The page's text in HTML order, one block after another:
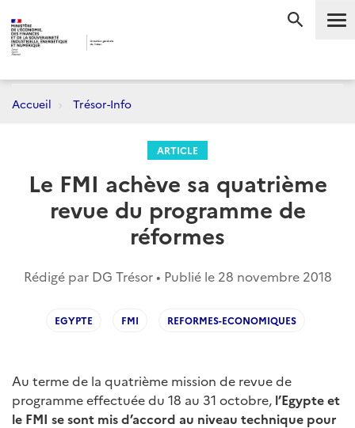
Accueil Trésor-Info
ARTICLE
Le FMI achève sa quatrième
revue du programme de
réformes
Rédigé par DG Trésor • Publié le 28 novembre 2018
EGYPTE FMI REFORMES-ECONOMIQUES
Au terme de la quatrième mission de revue de
programme effectuée du 18 au 31 octobre, l’Egypte et
le FMI se sont mis d’accord au niveau technique pour